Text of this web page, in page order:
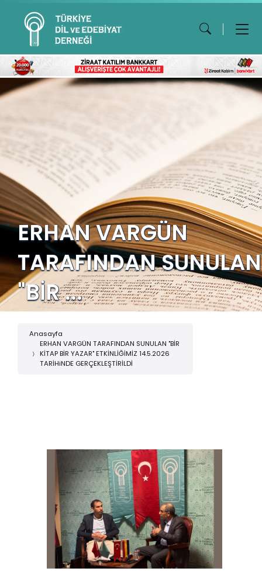
ERHAN VARGÜN
TARAFINDAN SUNULAN
"BİR ...
Anasayfa
ERHAN VARGÜN TARAFINDAN SUNULAN "BİR
KİTAP BİR YAZAR" ETKİNLİĞİMİZ 14.5.2026
TARİHiNDE GERÇEKLEŞTİRİLDİ